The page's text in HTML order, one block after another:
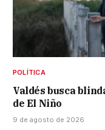
POLÍTICA
Valdés busca
de El Niño
9 de agosto de 2026